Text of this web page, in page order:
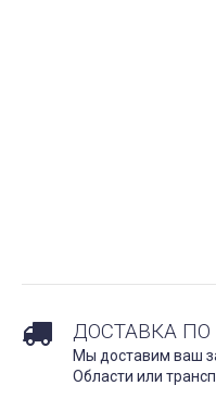
ДОСТАВКА
Мы доставим ваш
Области или